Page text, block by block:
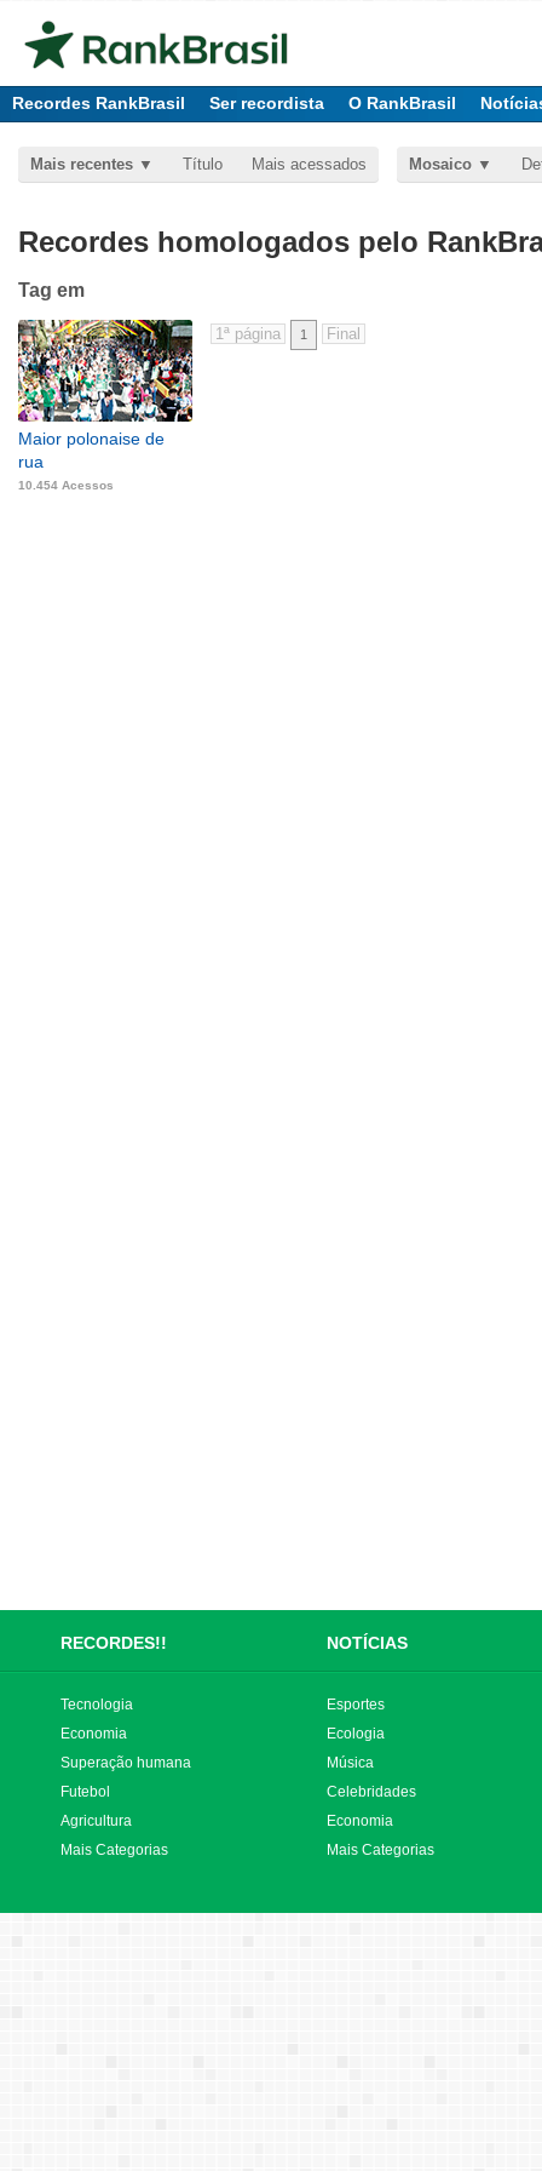
Recordes RankBrasil Ser recordista O RankBrasil
Mais recentes Título Mais acessados Mosaico
Recordes homologados pelo
Tag em
Maior polonaise de
rua
10.454 Acessos
1
RECORDES!! NOTÍCIAS
Tecnologia
Economia
Superação humana
Futebol
Agricultura
Mais Categorias
Esportes
Ecologia
Música
Celebridades
Economia
Mais Categorias